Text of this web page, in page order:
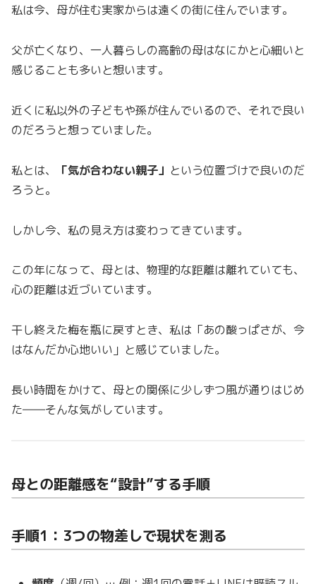
私は今、母が住む実家からは遠くの街に住んでいます。
父が亡くなり、一人暮らしの高齢の母はなにかと心細いと
感じることも多いと想います。
近くに私以外の子どもや孫が住んでいるので、それで良い
のだろうと想っていました。
私とは、 「気が合わない親子」 という位置づけで良いのだ
ろうと。
しかし今、私の見え方は変わってきています。
この年になって、母とは、物理的な距離は離れていても、
心の距離は近づいています。
干し終えた梅を瓶に戻すとき、私は「あの酸っぱさが、今
はなんだか心地いい」と感じていました。
長い時間をかけて、母との関係に少しずつ風が通りはじめ
た――そんな気がしています。
母との距離感を“設計”する手順
手順1：3つの物差しで現状を測る